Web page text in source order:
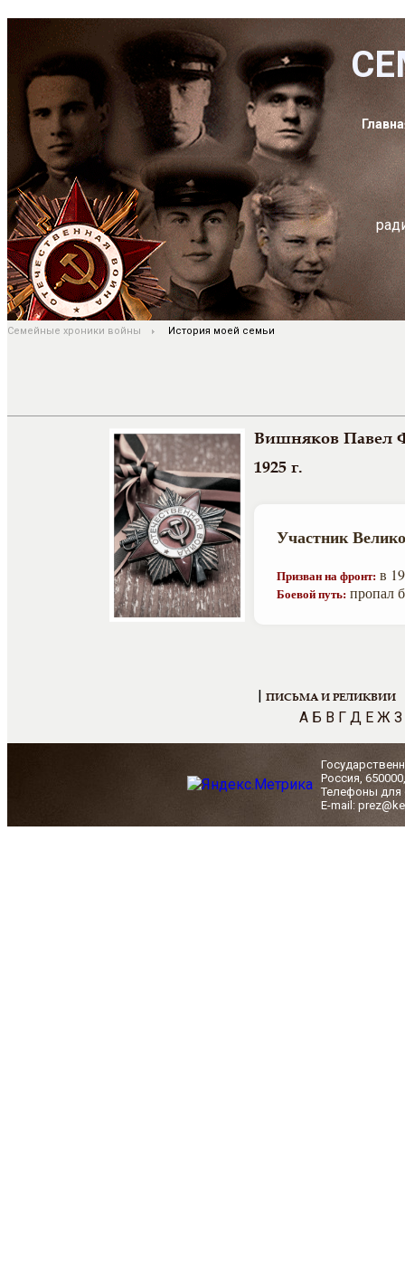
Семейные хроники войны История моей семьи
Вишняков Павел
1925 г.
Участник
Призван на фронт: в
Боевой путь: пропал
| ПИСЬМА И РЕЛИКВИИ
А Б В Г Д Е Ж З
Россия,
Телефоны для
E-mail: